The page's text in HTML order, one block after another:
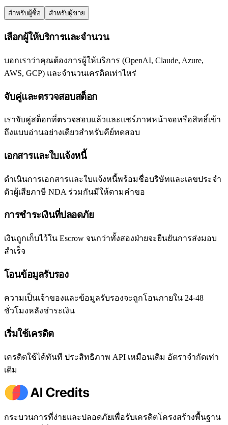
สำหรับผู้ซื้อ สำหรับผู้ขาย
เลือกผู้ให้บริการและจำนวน
บอกเราว่าคุณต้องการผู้ให้บริการ (OpenAI, Claude, Azure,
AWS, GCP) และจำนวนเครดิตเท่าไหร่
จับคู่และตรวจสอบสต็อก
เราจับคู่สต็อกที่ตรวจสอบแล้วและแชร์ภาพหน้าจอหรือสิทธิ์เข้า
ถึงแบบอ่านอย่างเดียวสำหรับคีย์ทดสอบ
เอกสารและใบแจ้งหนี้
ดำเนินการเอกสารและใบแจ้งหนี้พร้อมชื่อบริษัทและเลขประจำ
ตัวผู้เสียภาษี NDA ร่วมกันมีให้ตามคำขอ
การชำระเงินที่ปลอดภัย
เงินถูกเก็บไว้ใน Escrow จนกว่าทั้งสองฝ่ายจะยืนยันการส่งมอบ
สำเร็จ
โอนข้อมูลรับรอง
ความเป็นเจ้าของและข้อมูลรับรองจะถูกโอนภายใน 24-48
ชั่วโมงหลังชำระเงิน
เริ่มใช้เครดิต
เครดิตใช้ได้ทันที ประสิทธิภาพ API เหมือนเดิม อัตราจำกัดเท่า
เดิม
กระบวนการที่ง่ายและปลอดภัยเพื่อรับเครดิตโครงสร้างพื้นฐาน